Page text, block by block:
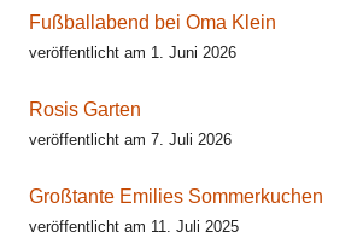
Fußballabend bei Oma Klein
veröffentlicht am 1. Juni 2026
Rosis Garten
veröffentlicht am 7. Juli 2026
Großtante Emilies Sommerkuchen
veröffentlicht am 11. Juli 2025